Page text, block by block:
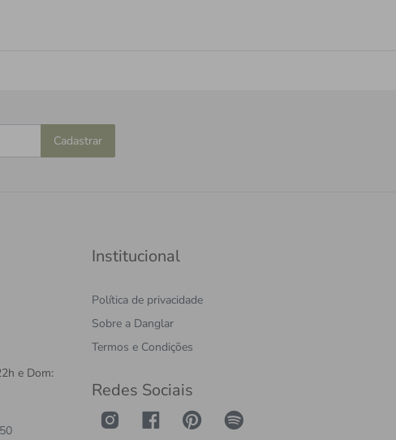
Cadastrar
e Dom:
Institucional
Política de privacidade
Sobre a Danglar
Termos e Condições
Redes Sociais